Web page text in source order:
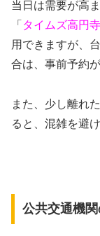
当日は需要が高
「 タイムズ高円
用できますが、
合は、事前予約
また、少し離れ
ると、混雑を避
公共交通機